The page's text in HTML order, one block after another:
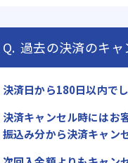
過去の決済のキャ
決済日から180日以内で
決済キャンセル時にはお
振込み分から決済キャン